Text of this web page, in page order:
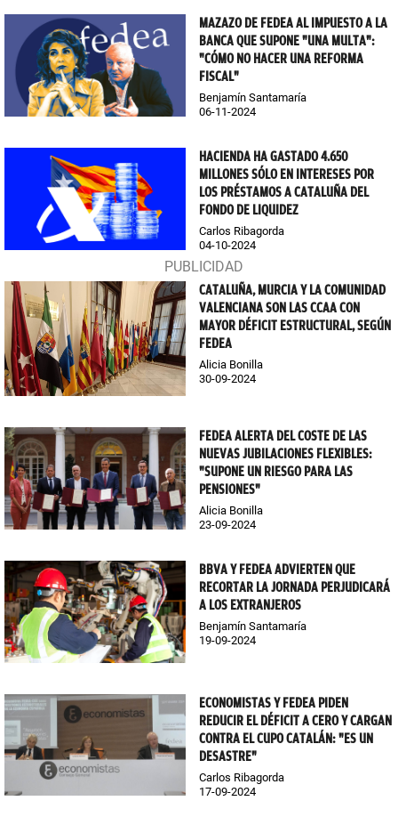
MAZAZO DE FEDEA AL IMPUESTO A LA
BANCA QUE SUPONE "UNA MULTA":
"CÓMO NO HACER UNA REFORMA
FISCAL"
Benjamín Santamaría
06-11-2024
HACIENDA HA GASTADO 4.650
MILLONES SÓLO EN INTERESES POR
LOS PRÉSTAMOS A CATALUÑA DEL
FONDO DE LIQUIDEZ
Carlos Ribagorda
04-10-2024
CATALUÑA, MURCIA Y LA COMUNIDAD
VALENCIANA SON LAS CCAA CON
MAYOR DÉFICIT ESTRUCTURAL, SEGÚN
FEDEA
Alicia Bonilla
30-09-2024
FEDEA ALERTA DEL COSTE DE LAS
NUEVAS JUBILACIONES FLEXIBLES:
"SUPONE UN RIESGO PARA LAS
PENSIONES"
Alicia Bonilla
23-09-2024
BBVA Y FEDEA ADVIERTEN QUE
RECORTAR LA JORNADA PERJUDICARÁ
A LOS EXTRANJEROS
Benjamín Santamaría
19-09-2024
ECONOMISTAS Y FEDEA PIDEN
REDUCIR EL DÉFICIT A CERO Y CARGAN
CONTRA EL CUPO CATALÁN: "ES UN
DESASTRE"
Carlos Ribagorda
17-09-2024